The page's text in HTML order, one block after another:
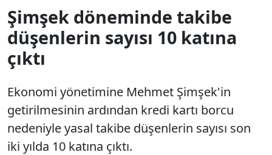
Şimşek döneminde takibe
düşenlerin sayısı 10 katına
çıktı
Ekonomi yönetimine Mehmet Şimşek'in
getirilmesinin ardından kredi kartı borcu
nedeniyle yasal takibe düşenlerin sayısı son
iki yılda 10 katına çıktı.